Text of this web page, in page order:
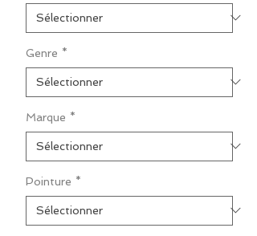
Genre *
Marque *
Pointure *